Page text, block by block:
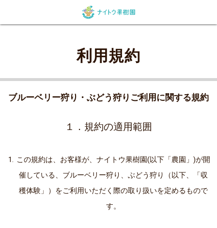
利用規約
ブルーベリー狩り・ぶどう狩りご利用に関する規約
１．規約の適用範囲
この規約は、お客様が、ナイトウ果樹園(以下「農園」)が開
催している、ブルーベリー狩り、ぶどう狩り（以下、「収
穫体験」）をご利用いただく際の取り扱いを定めるもので
す。
特定商取引に関する法律に基づく表記
個人情報保護方針